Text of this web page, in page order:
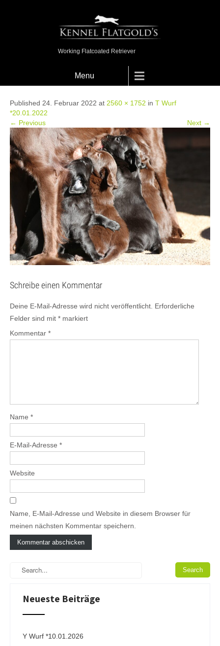
Working Flatcoated Retriever
Menu
Published 24. Februar 2022 at 2560 × 1752 in T Wurf
*20.01.2022
← Previous
Next →
Schreibe einen Kommentar
Deine E-Mail-Adresse wird nicht veröffentlicht. Erforderliche
Felder sind mit * markiert
Kommentar *
Name *
E-Mail-Adresse *
Website
Name, E-Mail-Adresse und Website in diesem Browser für
meinen nächsten Kommentar speichern.
Neueste Beiträge
Y Wurf *10.01.2026